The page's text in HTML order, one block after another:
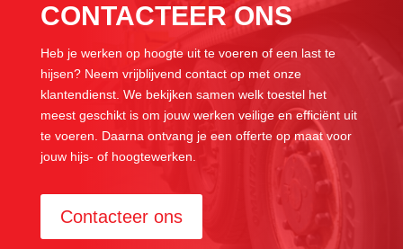
CONTACTEER ONS
Heb je werken op hoogte uit te voeren of een last te
hijsen? Neem vrijblijvend contact op met onze
klantendienst. We bekijken samen welk toestel het
meest geschikt is om jouw werken veilige en efficiënt uit
te voeren. Daarna ontvang je een offerte op maat voor
jouw hijs- of hoogtewerken.
Contacteer ons